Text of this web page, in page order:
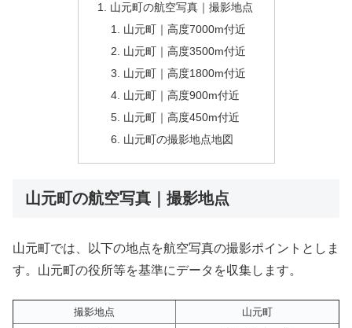
山元町の航空写真｜撮影地点
山元町｜高度7000m付近
山元町｜高度3500m付近
山元町｜高度1800m付近
山元町｜高度900m付近
山元町｜高度450m付近
山元町の撮影地点地図
山元町の航空写真｜撮影地点
山元町では、以下の地点を航空写真の撮影ポイントとしま
す。山元町の役所等を基準にデータを収集します。
撮影地点
山元町